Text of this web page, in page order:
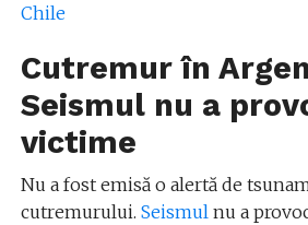
Chile
Cutremur în
Seismul nu a
victime
Nu a fost emisă o alertă de
cutremurului. Seismul nu a